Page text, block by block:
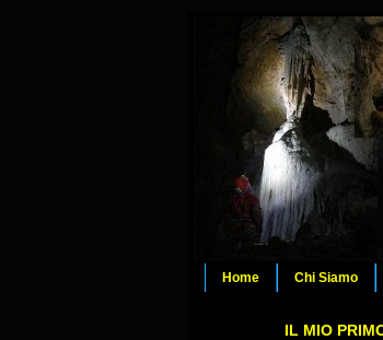
Home Chi Siamo
IL MIO